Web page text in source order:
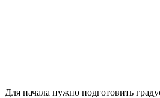
Для начала нужно подготовить